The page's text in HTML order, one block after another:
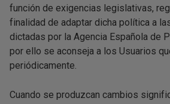
función de exigencias legislativas,
finalidad de adaptar dicha política a
dictadas por la Agencia Española de
por ello se aconseja a los Usuarios
periódicamente.
Cuando se produzcan cambios